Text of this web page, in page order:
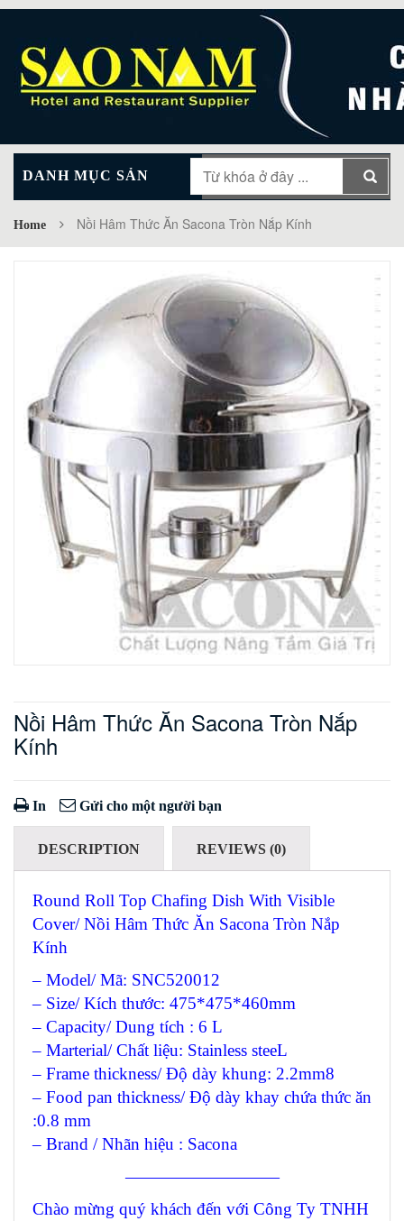
DANH MỤC SẢN
PHẨM
MAIN MENU
Home Nồi Hâm Thức Ăn Sacona Tròn Nắp Kính
Nồi Hâm Thức Ăn Sacona Tròn Nắp
Kính
In Gửi cho một người bạn
DESCRIPTION REVIEWS (0)
Round Roll Top Chafing Dish With Visible
Cover/ Nồi Hâm Thức Ăn Sacona Tròn Nắp
Kính
– Model/ Mã: SNC520012
– Size/ Kích thước: 475*475*460mm
– Capacity/ Dung tích : 6 L
– Marterial/ Chất liệu: Stainless steeL
– Frame thickness/ Độ dày khung: 2.2mm8
– Food pan thickness/ Độ dày khay chứa thức ăn
:0.8 mm
– Brand / Nhãn hiệu : Sacona
—————————
Chào mừng quý khách đến với Công Ty TNHH